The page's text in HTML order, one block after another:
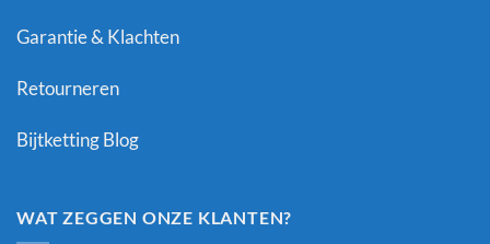
Garantie & Klachten
Retourneren
Bijtketting Blog
WAT ZEGGEN ONZE KLANTEN?